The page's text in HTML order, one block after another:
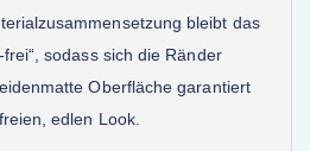
bleibt das
sodass sich die Ränder
Oberfläche garantiert
edlen Look.